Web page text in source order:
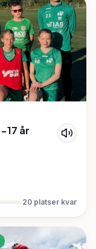
17 år
20 platser kvar